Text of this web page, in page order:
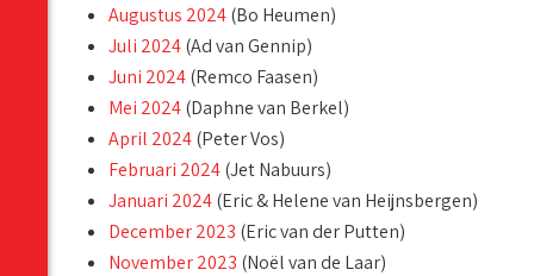
Augustus 2024(Bo Heumen)
Juli 2024(Ad van Gennip)
Juni 2024(Remco Faasen)
Mei 2024(Daphne van Berkel)
April 2024(Peter Vos)
Februari 2024(Jet Nabuurs)
Januari 2024(Eric & Helene van Heijnsbergen)
December 2023 (Eric van der Putten)
November 2023 (Noël van de Laar)